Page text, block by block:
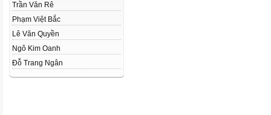
Trần Văn Rê
Phạm Việt Bắc
Lê Văn Quyền
Ngô Kim Oanh
Đỗ Trang Ngân